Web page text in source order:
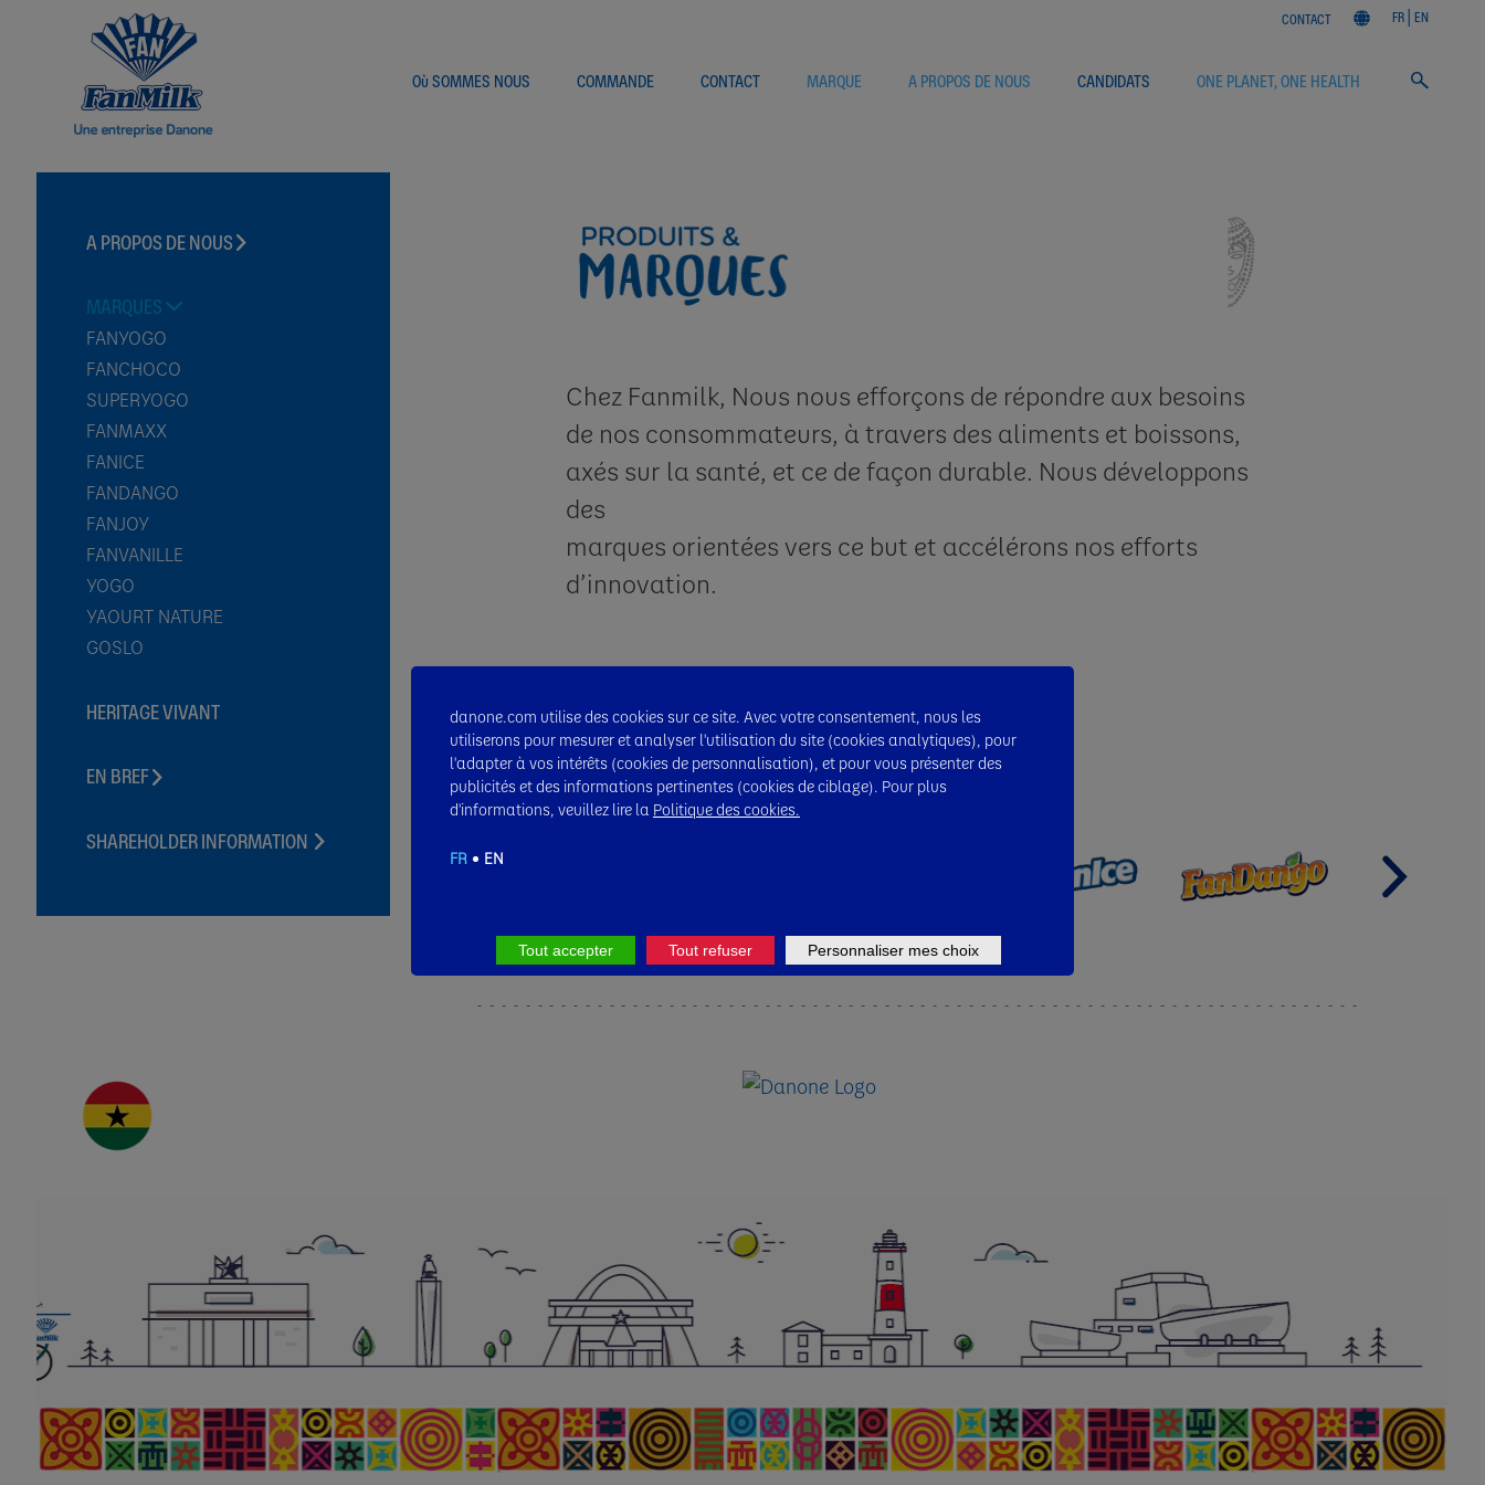
Où SOMMES NOUS COMMANDE CONTACT MARQUE A PROPOS DE NOUS CANDIDATS ONE PLANET, ONE HEALTH
CONTACT FR EN
A PROPOS DE NOUS​
MARQUES
FANYOGO
FANCHOCO
SUPERYOGO
FANMAXX
FANICE
FANDANGO
FANJOY
FANVANILLE
YOGO
YAOURT NATURE
GOSLO
HERITAGE VIVANT​
EN BREF​
RECONNAISSANCE EXTERNE
SHAREHOLDER INFORMATION
Chez Fanmilk, Nous nous efforçons de répondre aux besoins
de nos consommateurs, à travers des aliments et boissons,
axés sur la santé, et ce de façon durable. Nous développons
des
marques orientées vers ce but et accélérons nos efforts
d’innovation.
Notre Portefeuille
danone.com utilise des cookies sur ce site. Avec votre consentement, nous les
utiliserons pour mesurer et analyser l'utilisation du site (cookies analytiques), pour
l'adapter à vos intérêts (cookies de personnalisation), et pour vous présenter des
publicités et des informations pertinentes (cookies de ciblage). Pour plus
d'informations, veuillez lire la Politique des cookies.
FR EN
Tout accepter Tout refuser Personnaliser mes choix